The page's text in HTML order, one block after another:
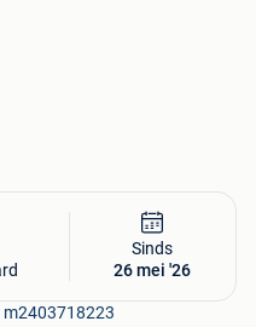
Sinds
26 mei '26
m2403718223